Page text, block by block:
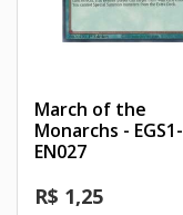
March of the
Monarchs - EGS1-
EN027
R$ 1,25